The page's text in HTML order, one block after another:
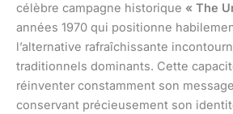
célèbre campagne historique « The
années 1970 qui positionne
l’alternative rafraîchissante
traditionnels dominants. Cette
réinventer constamment son
conservant précieusement son